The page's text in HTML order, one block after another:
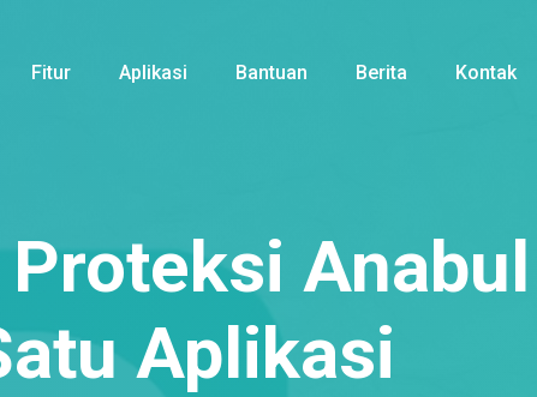
Fitur Aplikasi Bantuan Berita Kontak
Anabul
Aplikasi